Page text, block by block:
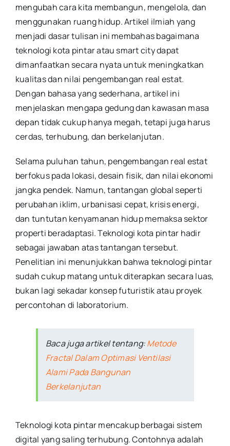
mengubah cara kita membangun, mengelola, dan
menggunakan ruang hidup. Artikel ilmiah yang
menjadi dasar tulisan ini membahas bagaimana
teknologi kota pintar atau smart city dapat
dimanfaatkan secara nyata untuk meningkatkan
kualitas dan nilai pengembangan real estat.
Dengan bahasa yang sederhana, artikel ini
menjelaskan mengapa gedung dan kawasan masa
depan tidak cukup hanya megah, tetapi juga harus
cerdas, terhubung, dan berkelanjutan.
Selama puluhan tahun, pengembangan real estat
berfokus pada lokasi, desain fisik, dan nilai ekonomi
jangka pendek. Namun, tantangan global seperti
perubahan iklim, urbanisasi cepat, krisis energi,
dan tuntutan kenyamanan hidup memaksa sektor
properti beradaptasi. Teknologi kota pintar hadir
sebagai jawaban atas tantangan tersebut.
Penelitian ini menunjukkan bahwa teknologi pintar
sudah cukup matang untuk diterapkan secara luas,
bukan lagi sekadar konsep futuristik atau proyek
percontohan di laboratorium.
Baca juga artikel tentang:Metode
Fractal Dalam Optimasi Ventilasi
Alami Pada Bangunan
Berkelanjutan
Teknologi kota pintar mencakup berbagai sistem
digital yang saling terhubung. Contohnya adalah